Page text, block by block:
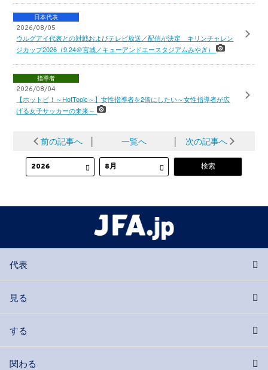
日本代表
2026/08/05
ウルグアイ代表との対戦およびテレビ放送／配信が決定 キリンチャレン
ジカップ2026（9.24＠宮城／キューアンドエースタジアムみやぎ）
指導者
2026/08/04
【ホットピ！～HotTopic～】女性指導者を2倍にしたい～女性指導者が広
げる女子サッカーの未来～
前の記事へ │ 一覧へ │ 次の記事へ
代表
見る
する
関わる